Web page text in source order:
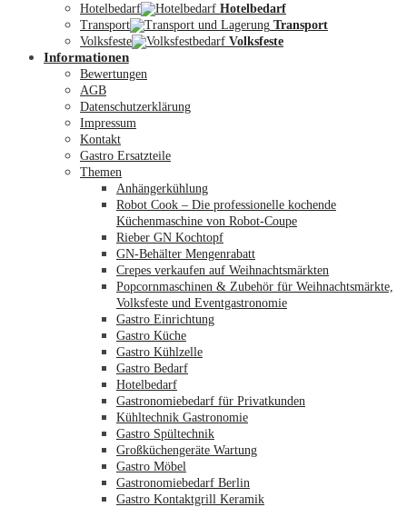
Mein Konto
Hotelbedarf
Hotelbedarf
Transport
Transport
Volksfeste
Volksfeste
Informationen
Bewertungen
AGB
Datenschutzerklärung
Impressum
Kontakt
Gastro Ersatzteile
Themen
Anhängerkühlung
Robot Cook – Die professionelle kochende
Küchenmaschine von Robot-Coupe
Rieber GN Kochtopf
GN-Behälter Mengenrabatt
Crepes verkaufen auf Weihnachtsmärkten
Popcornmaschinen & Zubehör für Weihnachtsmärkte,
Volksfeste und Eventgastronomie
Gastro Einrichtung
Gastro Küche
Gastro Kühlzelle
Gastro Bedarf
Hotelbedarf
Gastronomiebedarf für Privatkunden
Kühltechnik Gastronomie
Gastro Spültechnik
Großküchengeräte Wartung
Gastro Möbel
Gastronomiebedarf Berlin
Gastro Kontaktgrill Keramik